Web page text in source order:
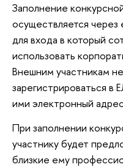
Заполнение
осуществляется
для входа в который
использовать
Внешним участникам
зарегистрироваться в
ими электронный
При заполнении
участнику будет
близкие ему